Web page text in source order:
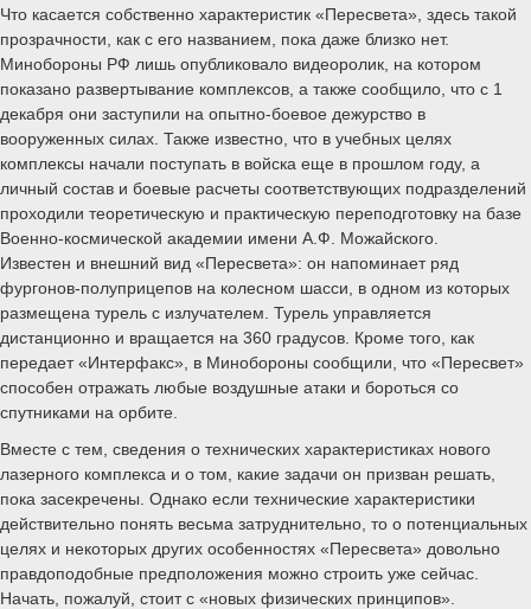
Что касается собственно характеристик «Пересвета», здесь такой
прозрачности, как с его названием, пока даже близко нет.
Минобороны РФ лишь опубликовало видеоролик, на котором
показано развертывание комплексов, а также сообщило, что с 1
декабря они заступили на опытно-боевое дежурство в
вооруженных силах. Также известно, что в учебных целях
комплексы начали поступать в войска еще в прошлом году, а
личный состав и боевые расчеты соответствующих подразделений
проходили теоретическую и практическую переподготовку на базе
Военно-космической академии имени А.Ф. Можайского.
Известен и внешний вид «Пересвета»: он напоминает ряд
фургонов-полуприцепов на колесном шасси, в одном из которых
размещена турель с излучателем. Турель управляется
дистанционно и вращается на 360 градусов. Кроме того, как
передает «Интерфакс», в Минобороны сообщили, что «Пересвет»
способен отражать любые воздушные атаки и бороться со
спутниками на орбите.
Вместе с тем, сведения о технических характеристиках нового
лазерного комплекса и о том, какие задачи он призван решать,
пока засекречены. Однако если технические характеристики
действительно понять весьма затруднительно, то о потенциальных
целях и некоторых других особенностях «Пересвета» довольно
правдоподобные предположения можно строить уже сейчас.
Начать, пожалуй, стоит с «новых физических принципов».